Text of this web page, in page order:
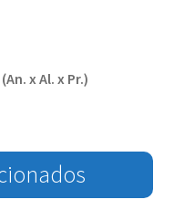
x Al. x Pr.)